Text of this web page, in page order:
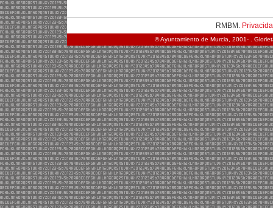
RMBM.
© Ayuntamiento de Murcia, 2001- .